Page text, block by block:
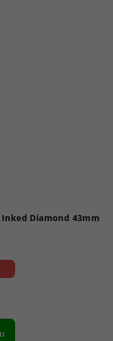
Inked Diamond 43mm